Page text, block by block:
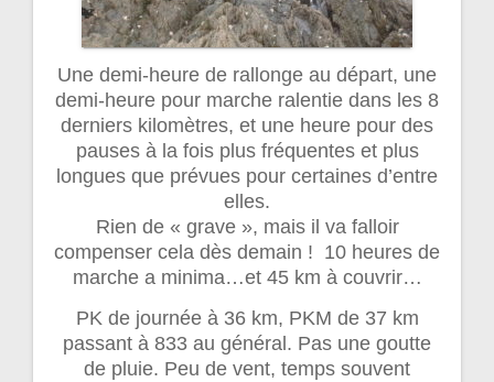
Une demi-heure de rallonge au départ, une
demi-heure pour marche ralentie dans les 8
derniers kilomètres, et une heure pour des
pauses à la fois plus fréquentes et plus
longues que prévues pour certaines d’entre
elles.
Rien de « grave », mais il va falloir
compenser cela dès demain ! 10 heures de
marche a minima…et 45 km à couvrir…
PK de journée à 36 km, PKM de 37 km
passant à 833 au général. Pas une goutte
de pluie. Peu de vent, temps souvent